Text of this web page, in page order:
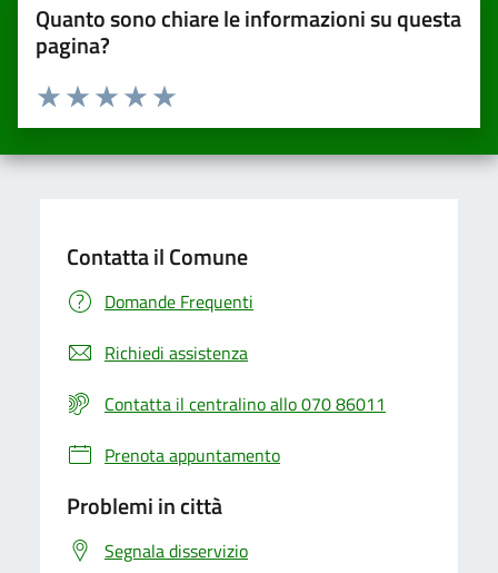
Quanto sono chiare le informazioni su questa
pagina?
Valuta da 1 a 5 stelle la pagina
Valuta 5 stelle su 5
Valuta 4 stelle su 5
Valuta 3 stelle su 5
Valuta 2 stelle su 5
Valuta una stella su 5
Contatta il Comune
Domande Frequenti
Richiedi assistenza
Contatta il centralino allo 070 86011
Prenota appuntamento
Problemi in città
Segnala disservizio